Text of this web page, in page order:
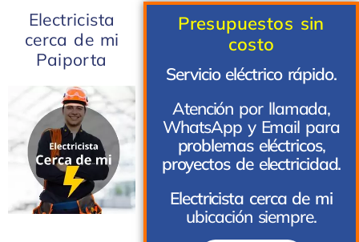
Electricista
cerca de mi
Paiporta
Presupuestos sin
costo
Servicio eléctrico rápido.
Atención por llamada,
WhatsApp y Email para
problemas eléctricos,
proyectos de electricidad.
Electricista cerca de mi
ubicación siempre.